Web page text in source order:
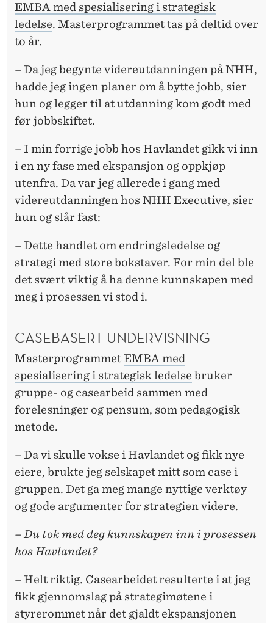
EMBA med spesialisering i strategisk
ledelse. Masterprogrammet tas på deltid over
to år.
– Da jeg begynte videreutdanningen på NHH,
hadde jeg ingen planer om å bytte jobb, sier
hun og legger til at utdanning kom godt med
før jobbskiftet.
– I min forrige jobb hos Havlandet gikk vi inn
i en ny fase med ekspansjon og oppkjøp
utenfra. Da var jeg allerede i gang med
videreutdanningen hos NHH Executive, sier
hun og slår fast:
– Dette handlet om endringsledelse og
strategi med store bokstaver. For min del ble
det svært viktig å ha denne kunnskapen med
meg i prosessen vi stod i.
CASEBASERT UNDERVISNING
MasterprogrammetEMBA med
spesialisering i strategisk ledelse bruker
gruppe- og casearbeid sammen med
forelesninger og pensum, som pedagogisk
metode.
– Da vi skulle vokse i Havlandet og fikk nye
eiere, brukte jeg selskapet mitt som case i
gruppen. Det ga meg mange nyttige verktøy
og gode argumenter for strategien videre.
– Du tok med deg kunnskapen inn i prosessen
hos Havlandet?
– Helt riktig. Casearbeidet resulterte i at jeg
fikk gjennomslag på strategimøtene i
styrerommet når det gjaldt ekspansjonen